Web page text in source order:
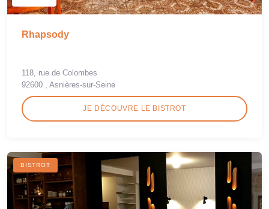
Rhapsody
118, rue de Colombes
92600 , Asnières-sur-Seine
JE DÉCOUVRE LE BISTROT
BISTROT